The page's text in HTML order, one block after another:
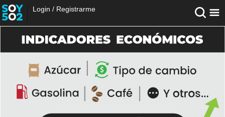
Login / Registrarme